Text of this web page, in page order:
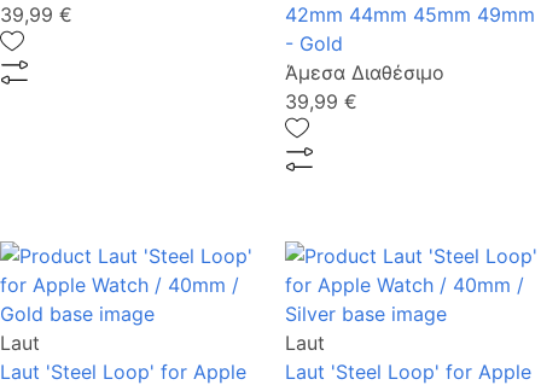
39,99 €
42mm 44mm 45mm 49mm
- Gold
Άμεσα Διαθέσιμο
39,99 €
Laut
Laut 'Steel Loop' for Apple
Laut
Laut 'Steel Loop' for Apple